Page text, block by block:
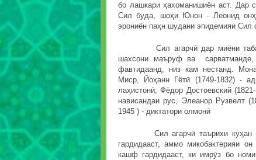
бо лашкари ҳахоманишиён аст. Дар
Сил буда, шоҳи Юнон - Леонид
эрониён паҳн шудани эпидемияи Сил
Сил агарчӣ дар миёни
шахсони маъруф ва
фавтидаанд, низ кам нестанд.
Миср, Йоҳанн Гётӣ (1749-1832) -
лаҳистонӣ, Фёдор Достоевский
нависандаи рус, Элеанор Рузвелт
1945 ) - диктатори олмонӣ
Сил агарчӣ таърихи куҳан
гардидааст, аммо микобактерияи
кашф гардидааст, ки имрӯз бо